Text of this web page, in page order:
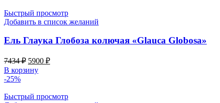
Быстрый просмотр
Добавить в список желаний
Ель Глаука Глобоза колючая «Glauca Globosa»
7434₽ Первоначальная
цена
составляла
5900 ₽Текущая
В корзину
-25%
Быстрый просмотр